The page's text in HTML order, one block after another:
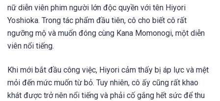
nữ diễn viên phim người lớn độc quyền với tên Hiyori
Yoshioka. Trong tác phẩm đầu tiên, cô cho biết cô rất
ngưỡng mộ và muốn đóng cùng Kana Momonogi, một diễn
viên nổi tiếng.
Khi mới bắt đầu công việc, Hiyori cảm thấy bị áp lực và mệt
mỏi đến mức muốn từ bỏ. Tuy nhiên, cô ấy cũng rất khao
khát được trở nên nổi tiếng và phải cố gắng hết sức để thu